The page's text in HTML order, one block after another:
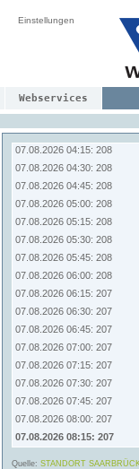
Einstellungen
Webservices
07.08.2026 02:30: 208
07.08.2026 03:30: 208
07.08.2026 03:45: 208
07.08.2026 04:00: 208
07.08.2026 04:15: 208
07.08.2026 04:30: 208
07.08.2026 04:45: 208
07.08.2026 05:00: 208
07.08.2026 05:15: 208
07.08.2026 05:30: 208
07.08.2026 05:45: 208
07.08.2026 06:00: 208
07.08.2026 06:15: 207
07.08.2026 06:30: 207
07.08.2026 06:45: 207
07.08.2026 07:00: 207
07.08.2026 07:15: 207
07.08.2026 07:30: 207
07.08.2026 07:45: 207
07.08.2026 08:00: 207
07.08.2026 08:15: 207
Quelle: STANDORT